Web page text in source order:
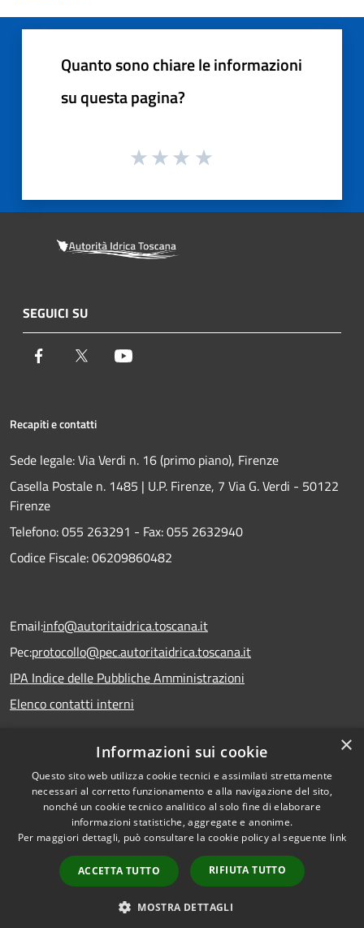
Quanto sono chiare le informazioni
su questa pagina?
SEGUICI SU
Facebook Twitter
Recapiti e contatti
Sede legale: Via Verdi n. 16 (primo piano), Firenze
Casella Postale n. 1485 | U.P. Firenze, 7 Via G. Verdi - 50122
Firenze
Telefono:055 263291 - Fax:055 2632940
Codice Fiscale: 06209860482
Email:info@autoritaidrica.toscana.it
Pec:protocollo@pec.autoritaidrica.toscana.it
IPA Indice delle Pubbliche Amministrazioni
Elenco contatti interni
Dichiarazione accessibilità
Accessibilità
Copyright © 2026 • Autorità
Idrica Toscana • Powered by
Municipium•
Accesso
redazione
×
Informazioni sui cookie
Questo sito web utilizza cookie tecnici e assimilati strettamente
necessari al corretto funzionamento e alla navigazione del sito,
nonché un cookie tecnico analitico al solo fine di elaborare
informazioni statistiche, aggregate e anonime.
Per maggiori dettagli, può consultare la cookie policy al seguente link
ACCETTA TUTTO RIFIUTA TUTTO
MOSTRA DETTAGLI